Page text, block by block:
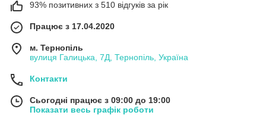
93% позитивних з 510 відгуків за рік
Працює з 17.04.2020
м. Тернопіль
вулиця Галицька, 7Д, Тернопіль, Україна
Контакти
Сьогодні працює з 09:00 до 19:00
Показати весь графік роботи